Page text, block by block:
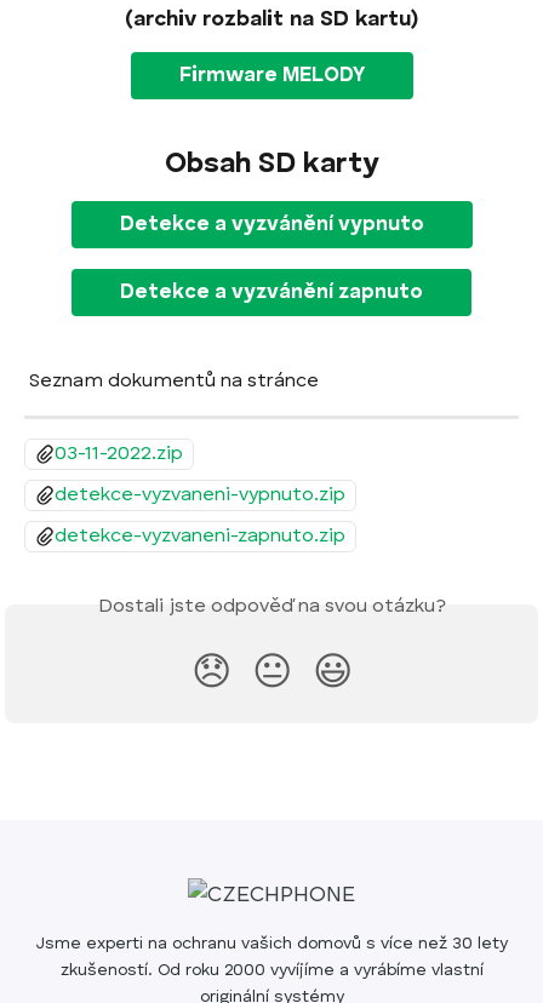
(archiv rozbalit na SD kartu)
Firmware MELODY
Obsah SD karty
Detekce a vyzvánění vypnuto
Detekce a vyzvánění zapnuto
Seznam dokumentů na stránce
03-11-2022.zip
detekce-vyzvaneni-vypnuto.zip
detekce-vyzvaneni-zapnuto.zip
Dostali jste odpověď na svou otázku?
😞 😐 😃
Jsme experti na ochranu vašich domovů s více než 30 lety
zkušeností. Od roku 2000 vyvíjíme a vyrábíme vlastní
originální systémy